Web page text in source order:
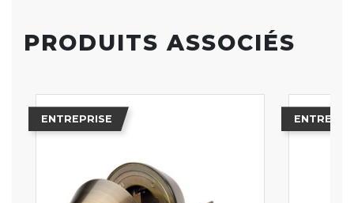
PRODUITS ASSOCIÉS
ENTREPRISE